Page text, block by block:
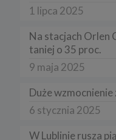
1 lipca 2025
Na stacjach Orlen
taniej o 35 proc.
9 maja 2025
Duże
6 stycznia 2025
W Lublinie rusza